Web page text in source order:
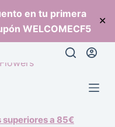
en tu primera
WELCOMECF5
✕
a 85€